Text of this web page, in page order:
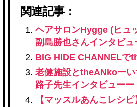
関連記事：
ヘアサロンHygge (ヒュ
副島勝也さんインタビュ
BIG HIDE CHANNELで
老健施設とtheANkoー
路子先生インタビューー
【マッスルあんこレシ